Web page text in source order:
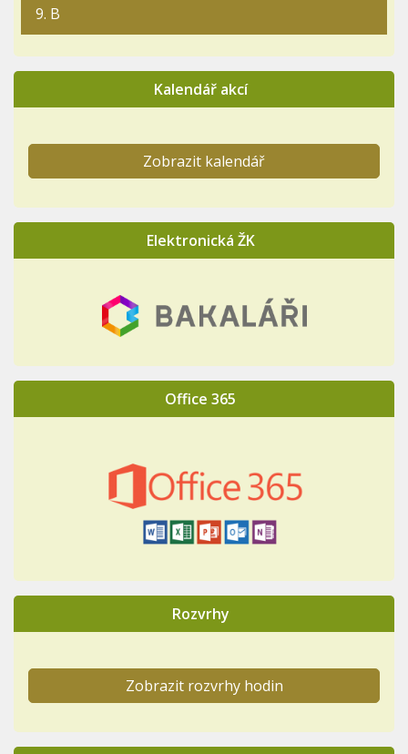
9. B
Kalendář akcí
Zobrazit kalendář
Elektronická ŽK
Office 365
Rozvrhy
Zobrazit rozvrhy hodin